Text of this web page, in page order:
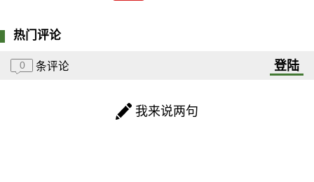
热门评论
0 条评论 登陆
我来说两句